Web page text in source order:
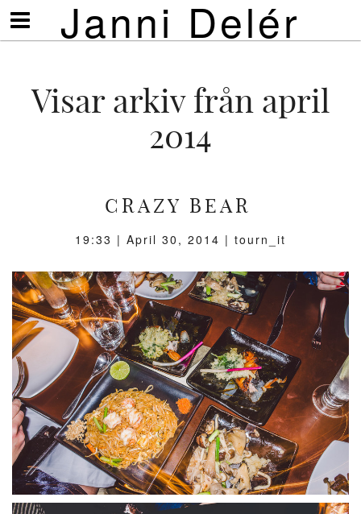
Janni Delér
Visa/göm
meny
Visar arkiv från april
2014
CRAZY BEAR
19:33 | April 30, 2014 | tourn_it